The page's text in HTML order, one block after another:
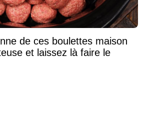
de ces boulettes maison
et laissez là faire le